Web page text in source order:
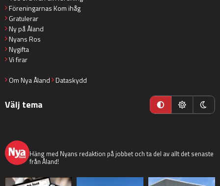
Föreningarnas Kom ihåg
Gratulerar
Ny på Åland
Nyans Ros
Nygifta
Vi firar
Om Nya Åland Dataskydd
Välj tema
Häng med Nyans redaktion på jobbet och ta del av allt det senaste
från Åland!